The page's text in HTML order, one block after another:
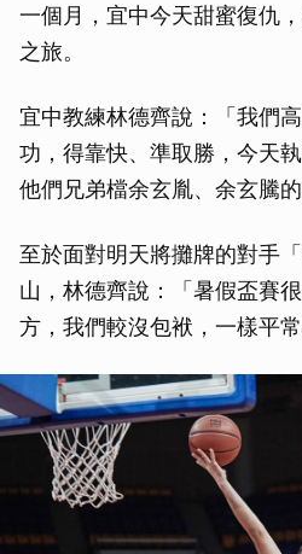
一個月，宜中今天甜蜜復仇
之旅。
宜中教練林德齊說：「我們
功，得靠快、準取勝，今天
他們兄弟檔余玄胤、余玄騰
至於面對明天將攤牌的對手
山，林德齊說：「暑假盃賽
方，我們較沒包袱，一樣平常